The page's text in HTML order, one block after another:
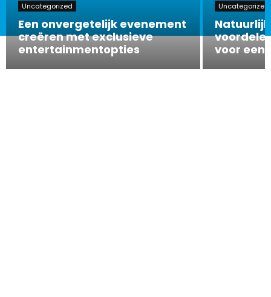
Uncategorized
Een onvergetelijk evenement
creëren met exclusieve
entertainmentopties
Uncategorized
voor een